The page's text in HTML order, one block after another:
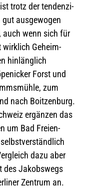
trotz der ten­den­zi­
gut aus­ge­wo­gen
wenn sich für
wirk­lich Geheim­
hin­läng­lich
Forst und
zum
nach Boit­zen­burg.
ergän­zen das
um Bad Frei­en­
dazu aber
des Jakobs­wegs
Zen­trum an.